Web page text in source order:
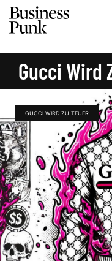
Gucci Wird
GUCCI WIRD ZU TEUER